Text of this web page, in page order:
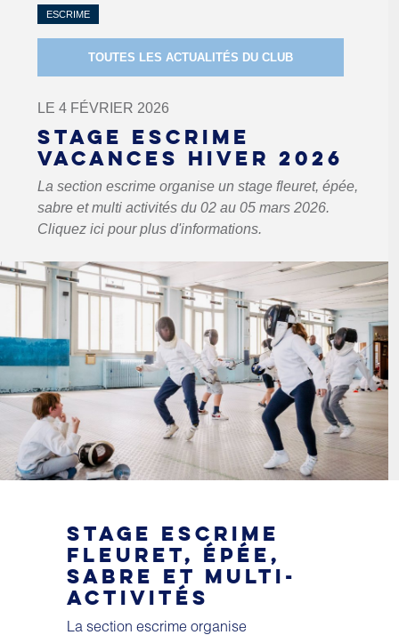
ESCRIME
TOUTES LES ACTUALITÉS DU CLUB
LE 4 FÉVRIER 2026
STAGE ESCRIME
VACANCES HIVER 2026
La section escrime organise un stage fleuret, épée,
sabre et multi activités du 02 au 05 mars 2026.
Cliquez ici pour plus d'informations.
STAGE ESCRIME
FLEURET, ÉPÉE,
SABRE ET MULTI-
ACTIVITÉS
La section escrime organise